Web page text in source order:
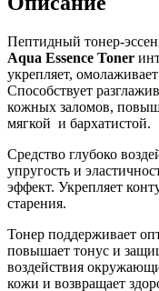
Пептидный тонер-
Aqua Essence Toner
укрепляет,
Способствует
кожных заломов,
мягкой и бархатистой.
Средство глубоко
упругость и
эффект. Укрепляет
старения.
Тонер поддерживает
повышает тонус и
воздействия
кожи и возвращает